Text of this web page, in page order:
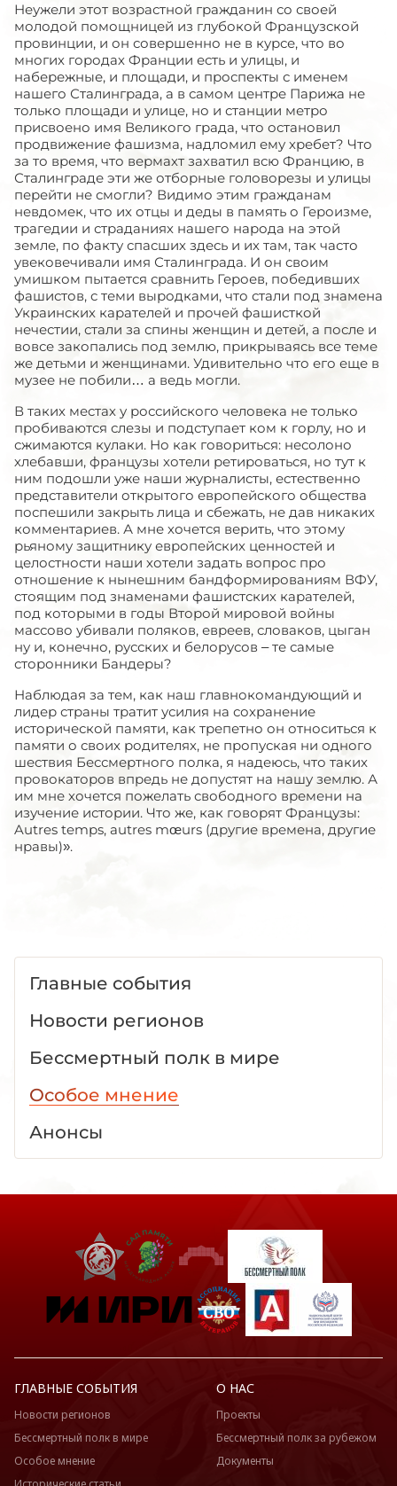
Неужели этот возрастной гражданин со своей
молодой помощницей из глубокой Французской
провинции, и он совершенно не в курсе, что во
многих городах Франции есть и улицы, и
набережные, и площади, и проспекты с именем
нашего Сталинграда, а в самом центре Парижа не
только площади и улице, но и станции метро
присвоено имя Великого града, что остановил
продвижение фашизма, надломил ему хребет? Что
за то время, что вермахт захватил всю Францию, в
Сталинграде эти же отборные головорезы и улицы
перейти не смогли? Видимо этим гражданам
невдомек, что их отцы и деды в память о Героизме,
трагедии и страданиях нашего народа на этой
земле, по факту спасших здесь и их там, так часто
увековечивали имя Сталинграда. И он своим
умишком пытается сравнить Героев, победивших
фашистов, с теми выродками, что стали под знамена
Украинских карателей и прочей фашисткой
нечестии, стали за спины женщин и детей, а после и
вовсе закопались под землю, прикрываясь все теме
же детьми и женщинами. Удивительно что его еще в
музее не побили… а ведь могли.
В таких меcтах у российского человека не только
пробиваются слезы и подступает ком к горлу, но и
сжимаются кулаки. Но как говориться: несолоно
хлебавши, французы хотели ретироваться, но тут к
ним подошли уже наши журналисты, естественно
представители открытого европейского общества
поспешили закрыть лица и сбежать, не дав никаких
комментариев. А мне хочется верить, что этому
рьяному защитнику европейских ценностей и
целостности наши хотели задать вопрос про
отношение к нынешним бандформированиям ВФУ,
стоящим под знаменами фашистских карателей,
под которыми в годы Второй мировой войны
массово убивали поляков, евреев, словаков, цыган
ну и, конечно, русских и белорусов – те самые
сторонники Бандеры?
Наблюдая за тем, как наш главнокомандующий и
лидер страны тратит усилия на сохранение
исторической памяти, как трепетно он относиться к
памяти о своих родителях, не пропуская ни одного
шествия Бессмертного полка, я надеюсь, что таких
провокаторов впредь не допустят на нашу землю. А
им мне хочется пожелать свободного времени на
изучение истории. Что же, как говорят Французы:
Autres temps, autres mœurs (другие времена, другие
нравы)».
Главные события
Новости регионов
Бессмертный полк в мире
Особое мнение
Анонсы
ГЛАВНЫЕ СОБЫТИЯ
Новости регионов
Бессмертный полк в мире
Особое мнение
О НАС
Проекты
Бессмертный полк за рубежом
Документы